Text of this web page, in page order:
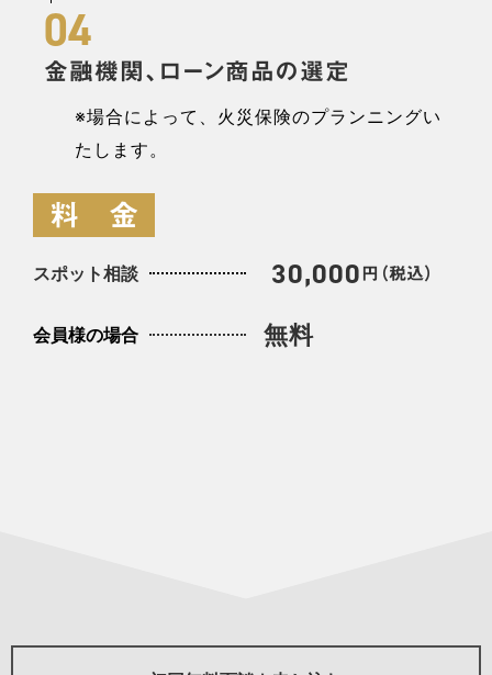
04
金融機関、ローン商品の選定
※場合によって、火災保険のプランニングい
たします。
料 金
スポット相談 30,000 円（税込）
会員様の場合 無料